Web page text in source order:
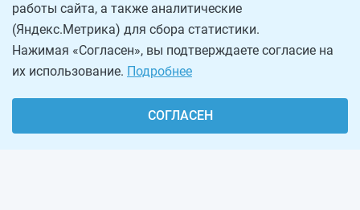
работы сайта, а также аналитические
(Яндекс.Метрика) для сбора статистики.
Нажимая «Согласен», вы подтверждаете согласие на
их использование. Подробнее
СОГЛАСЕН